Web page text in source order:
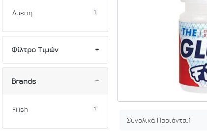
Άμεση 1
Φίλτρο Τιμών
Min
Brands
Fiiish 1
Συνολικά Προιόντα:1